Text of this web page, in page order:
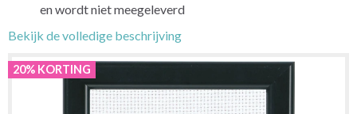
en wordt niet meegeleverd
Bekijk de volledige beschrijving
20% KORTING